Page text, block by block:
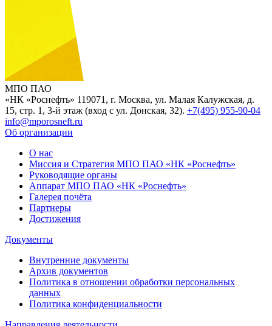
МПО ПАО
«НК «Роснефть» 119071, г. Москва, ул. Малая Калужская, д.
15, стр. 1, 3-й этаж (вход с ул. Донская, 32). +7(495) 955-90-04
info@mporosneft.ru
Об организации
О нас
Миссия и Стратегия МПО ПАО «НК «Роснефть»
Руководящие органы
Аппарат МПО ПАО «НК «Роснефть»
Галерея почёта
Партнеры
Достижения
Документы
Внутренние документы
Архив документов
Политика в отношении обработки персональных
данных
Политика конфиденциальности